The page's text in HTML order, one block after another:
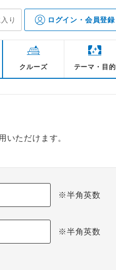
り ログイン・会員登録
クルーズ テーマ・目的
いただけます。
※半角英数
※半角英数